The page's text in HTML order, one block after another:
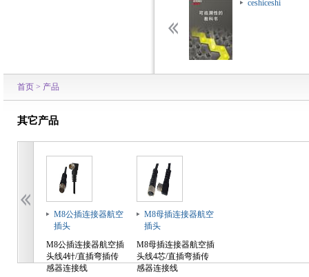
ceshiceshi
首页 > 产品
其它产品
M8公插连接器航空
插头
M8公插连接器航空插
头线4针/直插弯插传
感器连接线
M8母插连接器航空
插头
M8母插连接器航空插
头线4芯/直插弯插传
感器连接线